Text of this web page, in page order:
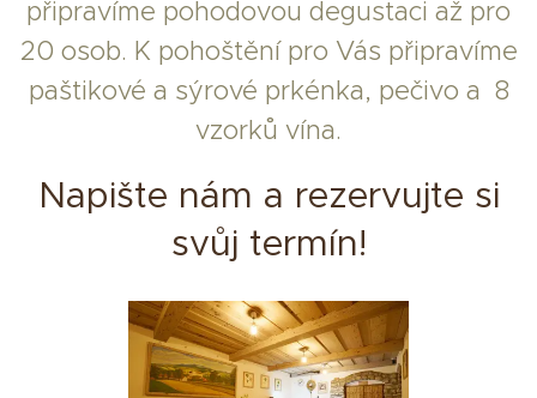
připravíme pohodovou degustaci až pro
20 osob. K pohoštění pro Vás připravíme
paštikové a sýrové prkénka, pečivo a 8
vzorků vína.
Napište nám a rezervujte si
svůj termín!